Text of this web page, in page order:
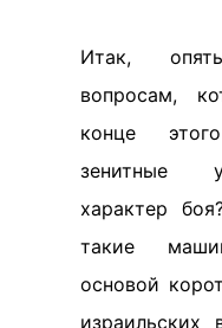
Итак,
вопросам,
конце
зенитные
характер
такие
основой
израильских